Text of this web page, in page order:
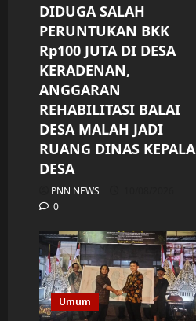
DIDUGA SALAH
PERUNTUKAN BKK
Rp100 JUTA DI DESA
KERADENAN,
ANGGARAN
REHABILITASI BALAI
DESA MALAH JADI
RUANG DINAS KEPALA
DESA
PNN NEWS
0
Umum